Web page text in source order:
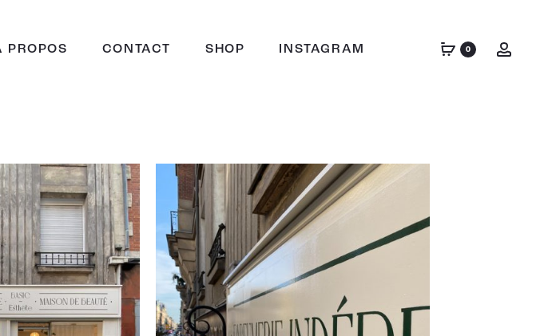
PROPOS CONTACT SHOP INSTAGRAM 0